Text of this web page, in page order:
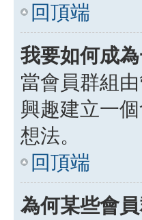
回頂端
我要如何成
當會員群組
興趣建立一
想法。
回頂端
為何某些會